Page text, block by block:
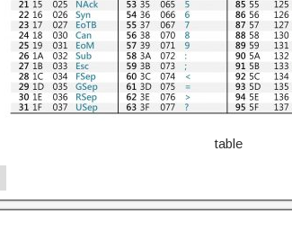
table